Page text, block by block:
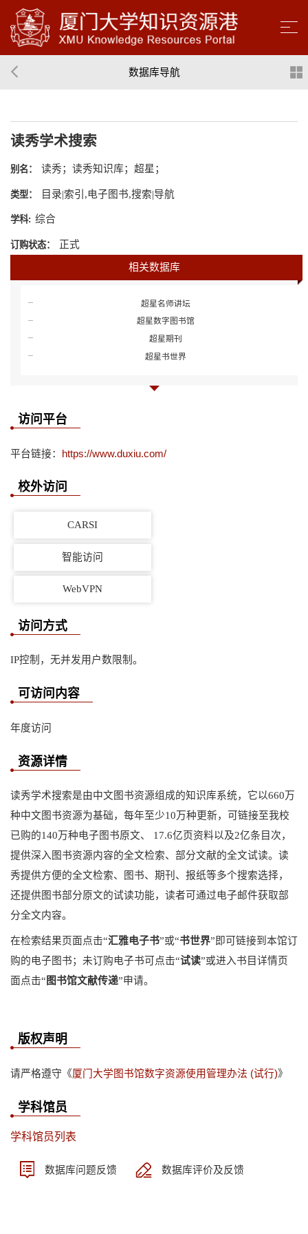
数据库导航
读秀学术搜索
别名： 读秀；读秀知识库；超星；
类型： 目录|索引,电子图书,搜索|导航
学科: 综合
订购状态： 正式
相关数据库
超星名师讲坛
超星数字图书馆
超星期刊
超星书世界
访问平台
平台链接： https://www.duxiu.com/
校外访问
CARSI
智能访问
WebVPN
访问方式
IP控制，无并发用户数限制。
可访问内容
年度访问
资源详情
读秀学术搜索是由中文图书资源组成的知识库系统，它以660万
种中文图书资源为基础，每年至少10万种更新，可链接至我校
已购的140万种电子图书原文、 17.6亿页资料以及2亿条目次，
提供深入图书资源内容的全文检索、部分文献的全文试读。读
秀提供方便的全文检索、图书、期刊、报纸等多个搜索选择，
还提供图书部分原文的试读功能，读者可通过电子邮件获取部
分全文内容。
在检索结果页面点击“汇雅电子书”或“书世界”即可链接到本馆订
购的电子图书；未订购电子书可点击“试读”或进入书目详情页
面点击“ 图书馆文献传递”申请。
版权声明
请严格遵守《厦门大学图书馆数字资源使用管理办法 (试行)》
学科馆员
学科馆员列表
数据库问题反馈 数据库评价及反馈